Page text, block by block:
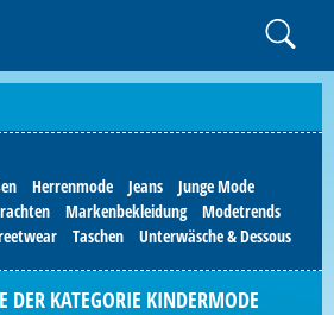
Herrenmode Jeans
Junge Mode
Markenbekleidung
Modetrends
Taschen Unterwäsche & Dessous
DER KATEGORIE KINDERMODE